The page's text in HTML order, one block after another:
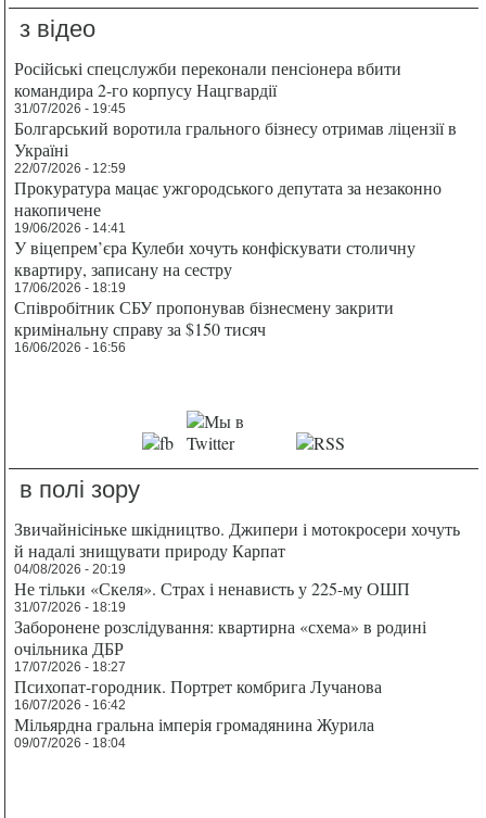
з відео
Російські спецслужби переконали пенсіонера вбити
командира 2-го корпусу Нацгвардії
31/07/2026 - 19:45
Болгарський воротила грального бізнесу отримав ліцензії в
Україні
22/07/2026 - 12:59
Прокуратура мацає ужгородського депутата за незаконно
накопичене
19/06/2026 - 14:41
У віцепрем’єра Кулеби хочуть конфіскувати столичну
квартиру, записану на сестру
17/06/2026 - 18:19
Співробітник СБУ пропонував бізнесмену закрити
кримінальну справу за $150 тисяч
16/06/2026 - 16:56
в полі зору
Звичайнісіньке шкідництво. Джипери і мотокросери хочуть
й надалі знищувати природу Карпат
04/08/2026 - 20:19
Не тільки «Скеля». Страх і ненависть у 225-му ОШП
31/07/2026 - 18:19
Заборонене розслідування: квартирна «схема» в родині
очільника ДБР
17/07/2026 - 18:27
Психопат-городник. Портрет комбрига Лучанова
16/07/2026 - 16:42
Мільярдна гральна імперія громадянина Журила
09/07/2026 - 18:04